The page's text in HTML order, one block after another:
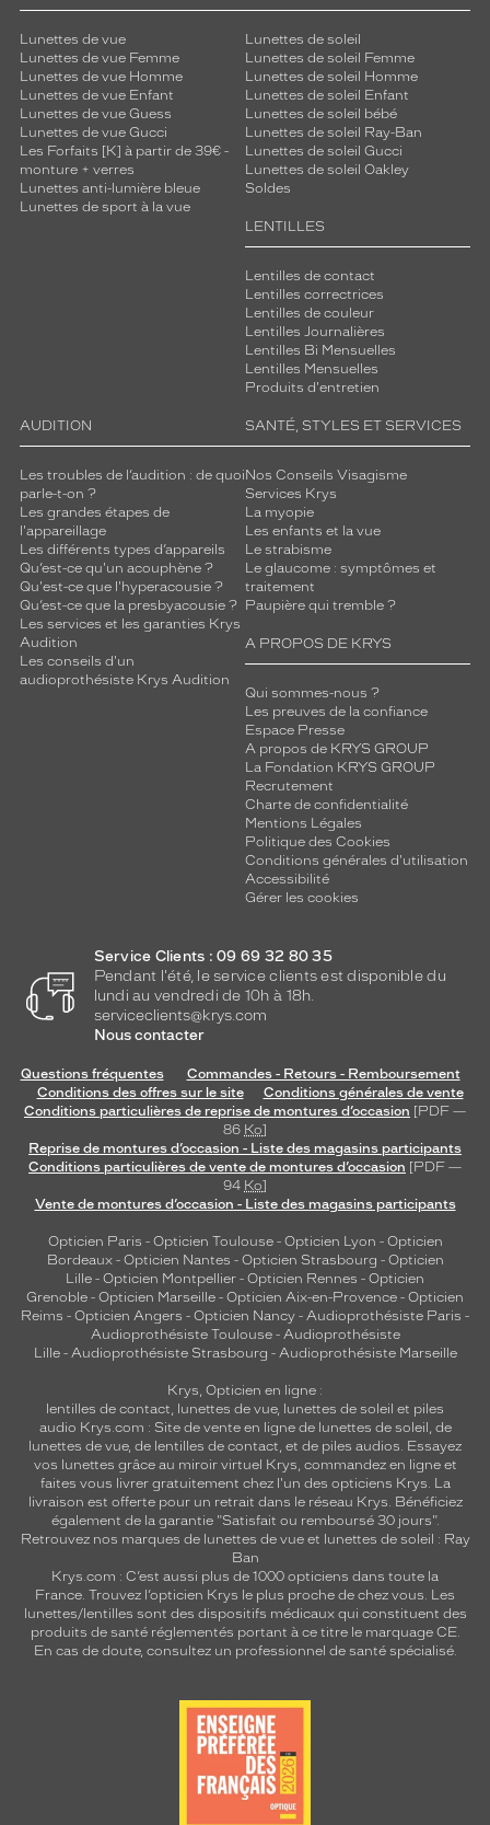
Lunettes de vue
Lunettes de vue Femme
Lunettes de vue Homme
Lunettes de vue Enfant
Lunettes de vue Guess
Lunettes de vue Gucci
Les Forfaits [K] à partir de 39€ -
monture + verres
Lunettes anti-lumière bleue
Lunettes de sport à la vue
Lunettes de soleil
Lunettes de soleil Femme
Lunettes de soleil Homme
Lunettes de soleil Enfant
Lunettes de soleil bébé
Lunettes de soleil Ray-Ban
Lunettes de soleil Gucci
Lunettes de soleil Oakley
Soldes
LENTILLES
Lentilles de contact
Lentilles correctrices
Lentilles de couleur
Lentilles Journalières
Lentilles Bi Mensuelles
Lentilles Mensuelles
Produits d'entretien
AUDITION
Les troubles de l’audition : de quoi
parle-t-on ?
Les grandes étapes de
l'appareillage
Les différents types d’appareils
Qu’est-ce qu'un acouphène ?
Qu'est-ce que l'hyperacousie ?
Qu’est-ce que la presbyacousie ?
Les services et les garanties Krys
Audition
Les conseils d'un
audioprothésiste Krys Audition
SANTÉ, STYLES ET SERVICES
Nos Conseils Visagisme
Services Krys
La myopie
Les enfants et la vue
Le strabisme
Le glaucome : symptômes et
traitement
Paupière qui tremble ?
A PROPOS DE KRYS
Qui sommes-nous ?
Les preuves de la confiance
Espace Presse
A propos de KRYS GROUP
La Fondation KRYS GROUP
Recrutement
Charte de confidentialité
Mentions Légales
Politique des Cookies
Conditions générales d'utilisation
Accessibilité
Gérer les cookies
Service Clients : 09 69 32 80 35
Pendant l'été, le service clients est disponible du
lundi au vendredi de 10h à 18h.
serviceclients@krys.com
Nous contacter
Questions fréquentes
Commandes - Retours - Remboursement
Conditions des offres sur le site
Conditions générales de vente
Conditions particulières de reprise de montures d’occasion [PDF —
86 Ko]
Reprise de montures d’occasion - Liste des magasins participants
Conditions particulières de vente de montures d’occasion [PDF —
94 Ko]
Vente de montures d’occasion - Liste des magasins participants
Opticien Paris - Opticien Toulouse- Opticien Lyon - Opticien
Bordeaux- Opticien Nantes - Opticien Strasbourg - Opticien
Lille - Opticien Montpellier - Opticien Rennes - Opticien
Grenoble - Opticien Marseille - Opticien Aix-en-Provence - Opticien
Reims - Opticien Angers - Opticien Nancy - Audioprothésiste Paris -
Audioprothésiste Toulouse- Audioprothésiste
Lille- Audioprothésiste Strasbourg - Audioprothésiste Marseille
Krys, Opticien en ligne :
lentilles de contact, lunettes de vue, lunettes de soleil et piles
audio Krys.com : Site de vente en ligne de lunettes de soleil, de
lunettes de vue, de lentilles de contact, et de piles audios. Essayez
vos lunettes grâce au miroir virtuel Krys, commandez en ligne et
faites vous livrer gratuitement chez l'un des opticiens Krys. La
livraison est offerte pour un retrait dans le réseau Krys. Bénéficiez
également de la garantie "Satisfait ou remboursé 30 jours".
Retrouvez nos marques de lunettes de vue et lunettes de soleil : Ray
Ban
Krys.com : C’est aussi plus de 1000 opticiens dans toute la
France. Trouvez l’opticien Krys le plus proche de chez vous. Les
lunettes/lentilles sont des dispositifs médicaux qui constituent des
produits de santé réglementés portant à ce titre le marquage CE.
En cas de doute, consultez un professionnel de santé spécialisé.